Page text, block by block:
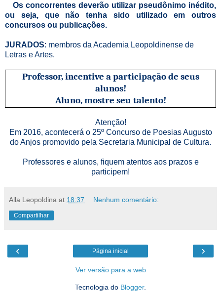
Os concorrentes deverão utilizar pseudônimo inédito,
ou seja, que não tenha sido utilizado em outros
concursos ou publicações.
JURADOS: membros da Academia Leopoldinense de
Letras e Artes.
Professor, incentive a participação de seus
alunos!
Aluno, mostre seu talento!
Atenção!
Em 2016, acontecerá o 25º Concurso de Poesias Augusto
do Anjos promovido pela Secretaria Municipal de Cultura.
Professores e alunos, fiquem atentos aos prazos e
participem!
Alla Leopoldina at 18:37 Nenhum comentário:
Compartilhar
‹ ›
Página inicial
Ver versão para a web
Tecnologia do Blogger.